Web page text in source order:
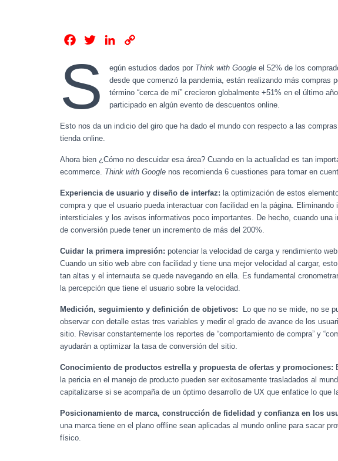
c
e
o
i
t
r
n
k
e
I
p
y
L
n
S egún estudios dados por Think with Google el 52% de los
desde que comenzó la pandemia, están realizando más compras
término “cerca de mí” crecieron globalmente +51% en el último
participado en algún evento de descuentos online.
Esto nos da un indicio del giro que ha dado el mundo con respecto a las
tienda online.
Ahora bien ¿Cómo no descuidar esa área? Cuando en la actualidad es tan
ecommerce. Think with Google nos recomienda 6 cuestiones para tomar en
Experiencia de usuario y diseño de interfaz: la optimización de estos
compra y que el usuario pueda interactuar con facilidad en la página.
intersticiales y los avisos informativos poco importantes. De hecho, cuando una
de conversión puede tener un incremento de más del 200%.
Cuidar la primera impresión: potenciar la velocidad de carga y rendimiento
Cuando un sitio web abre con facilidad y tiene una mejor velocidad al cargar,
tan altas y el internauta se quede navegando en ella. Es fundamental
la percepción que tiene el usuario sobre la velocidad.
Medición, seguimiento y definición de objetivos: Lo que no se mide, no se
observar con detalle estas tres variables y medir el grado de avance de los
sitio. Revisar constantemente los reportes de “comportamiento de compra” y
ayudarán a optimizar la tasa de conversión del sitio.
Conocimiento de productos estrella y propuesta de ofertas y promociones:
la pericia en el manejo de producto pueden ser exitosamente trasladados al
capitalizarse si se acompaña de un óptimo desarrollo de UX que enfatice lo que
Posicionamiento de marca, construcción de fidelidad y confianza en los
una marca tiene en el plano offline sean aplicadas al mundo online para sacar
físico.